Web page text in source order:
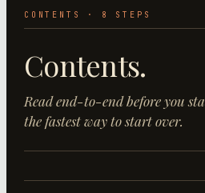
CONTENTS · 8 STEP S
Contents.
Read end-to-end before you
the fastest way to start over.